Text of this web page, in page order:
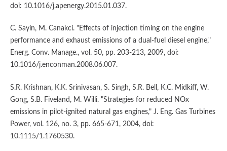
doi: 10.1016/j.apenergy.2015.01.037.
C. Sayin, M. Canakci. "Effects of injection timing on the engine
performance and exhaust emissions of a dual-fuel diesel engine,"
Energ. Conv. Manage., vol. 50, pp. 203-213, 2009, doi:
10.1016/j.enconman.2008.06.007.
S.R. Krishnan, K.K. Srinivasan, S. Singh, S.R. Bell, K.C. Midkiff, W.
Gong, S.B. Fiveland, M. Willi. "Strategies for reduced NOx
emissions in pilot-ignited natural gas engines," J. Eng. Gas Turbines
Power, vol. 126, no. 3, pp. 665-671, 2004, doi:
10.1115/1.1760530.